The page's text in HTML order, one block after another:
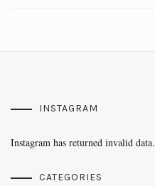
INSTAGRAM
Instagram has returned invalid data.
CATEGORIES